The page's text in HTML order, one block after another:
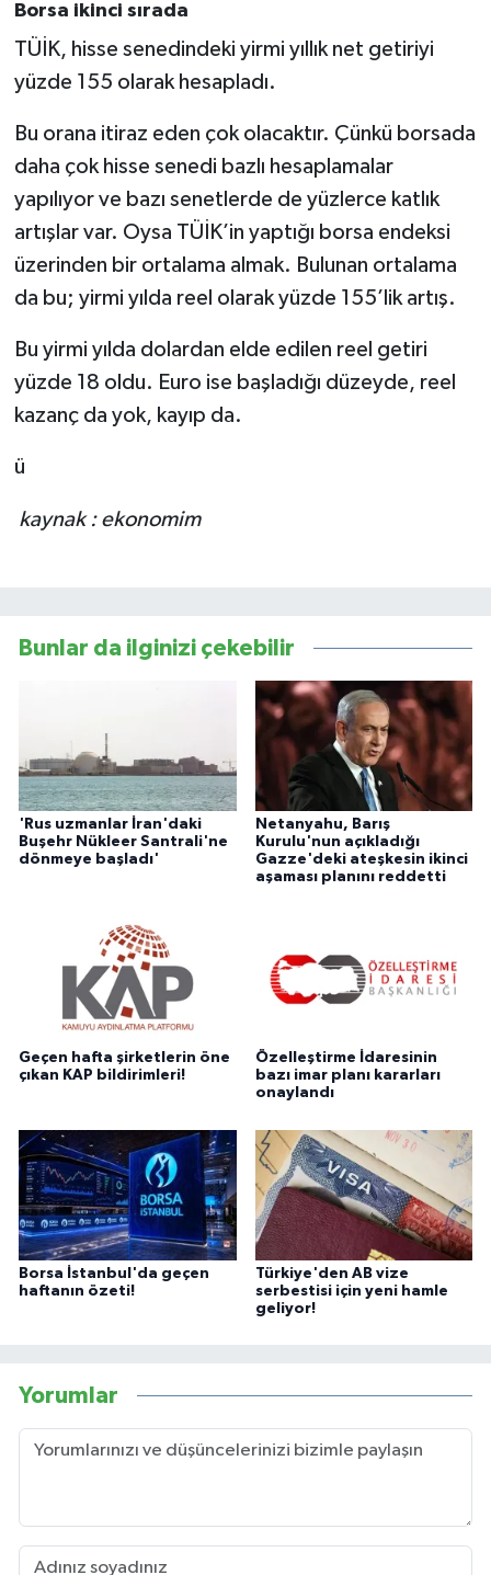
Borsa ikinci sırada
TÜİK, hisse senedindeki yirmi yıllık net getiriyi
yüzde 155 olarak hesapladı.
Bu orana itiraz eden çok olacaktır. Çünkü borsada
daha çok hisse senedi bazlı hesaplamalar
yapılıyor ve bazı senetlerde de yüzlerce katlık
artışlar var. Oysa TÜİK’in yaptığı borsa endeksi
üzerinden bir ortalama almak. Bulunan ortalama
da bu; yirmi yılda reel olarak yüzde 155’lik artış.
Bu yirmi yılda dolardan elde edilen reel getiri
yüzde 18 oldu. Euro ise başladığı düzeyde, reel
kazanç da yok, kayıp da.
ü
kaynak : ekonomim
Bunlar da ilginizi çekebilir
'Rus uzmanlar İran'daki
Buşehr Nükleer Santrali'ne
dönmeye başladı'
Netanyahu, Barış
Kurulu'nun açıkladığı
Gazze'deki ateşkesin ikinci
aşaması planını reddetti
Geçen hafta şirketlerin öne
çıkan KAP bildirimleri!
Özelleştirme İdaresinin
bazı imar planı kararları
onaylandı
Borsa İstanbul'da geçen
haftanın özeti!
Türkiye'den AB vize
serbestisi için yeni hamle
geliyor!
Yorumlar